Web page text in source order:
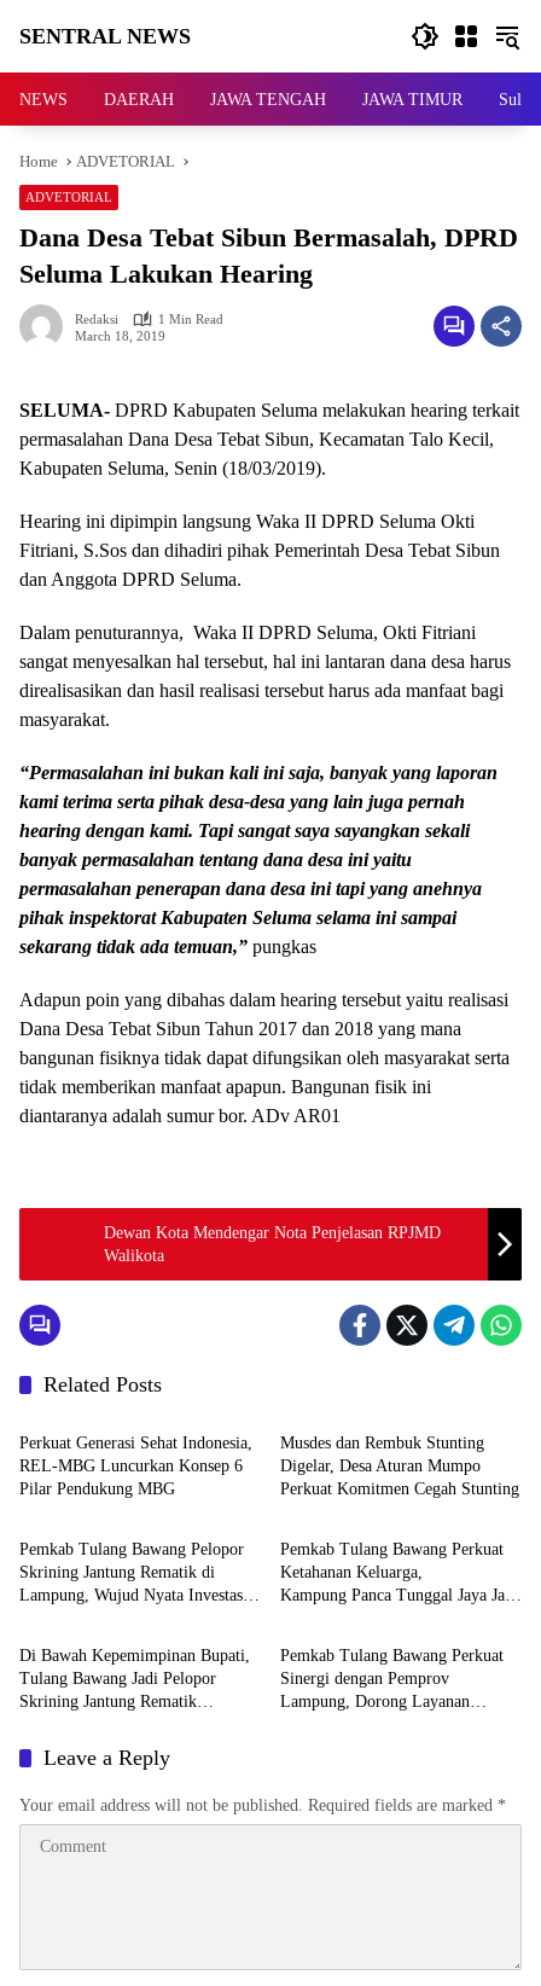
SENTRAL NEWS
NEWS
NEWS DAERAH JAWA TENGAH JAWA TIMUR
Home ADVETORIAL
ADVETORIAL
Dana Desa Tebat Sibun Bermasalah, DPRD
Seluma Lakukan Hearing
Redaksi
1 Min Read
March 18, 2019
SELUMA- DPRD Kabupaten Seluma melakukan hearing terkait
permasalahan Dana Desa Tebat Sibun, Kecamatan Talo Kecil,
Kabupaten Seluma, Senin (18/03/2019).
Hearing ini dipimpin langsung Waka II DPRD Seluma Okti
Fitriani, S.Sos dan dihadiri pihak Pemerintah Desa Tebat Sibun
dan Anggota DPRD Seluma.
Dalam penuturannya, Waka II DPRD Seluma, Okti Fitriani
sangat menyesalkan hal tersebut, hal ini lantaran dana desa harus
direalisasikan dan hasil realisasi tersebut harus ada manfaat bagi
masyarakat.
“Permasalahan ini bukan kali ini saja, banyak yang laporan
kami terima serta pihak desa-desa yang lain juga pernah
hearing dengan kami. Tapi sangat saya sayangkan sekali
banyak permasalahan tentang dana desa ini yaitu
permasalahan penerapan dana desa ini tapi yang anehnya
pihak inspektorat Kabupaten Seluma selama ini sampai
sekarang tidak ada temuan,” pungkas
Adapun poin yang dibahas dalam hearing tersebut yaitu realisasi
Dana Desa Tebat Sibun Tahun 2017 dan 2018 yang mana
bangunan fisiknya tidak dapat difungsikan oleh masyarakat serta
tidak memberikan manfaat apapun. Bangunan fisik ini
diantaranya adalah sumur bor. ADv AR01
Dewan Kota Mendengar Nota Penjelasan RPJMD
Walikota
Related Posts
ADVETORIAL
Perkuat Generasi Sehat Indonesia,
REL-MBG Luncurkan Konsep 6
Pilar Pendukung MBG
Musdes dan Rembuk Stunting
Digelar, Desa Aturan Mumpo
Perkuat Komitmen Cegah Stunting
ADVETORIAL
Pemkab Tulang Bawang Pelopor
Skrining Jantung Rematik di
Lampung, Wujud Nyata Investasi
ADVETORIAL
Pemkab Tulang Bawang Perkuat
Ketahanan Keluarga,
Kampung Panca Tunggal Jaya Jadi
ADVETORIAL
Di Bawah Kepemimpinan Bupati,
Tulang Bawang Jadi Pelopor
Skrining Jantung Rematik
Lindungi Generasi Muda
ADVETORIAL
Pemkab Tulang Bawang Perkuat
Sinergi dengan Pemprov
Lampung, Dorong Layanan
Leave a Reply
Your email address will not be published. Required fields are marked *